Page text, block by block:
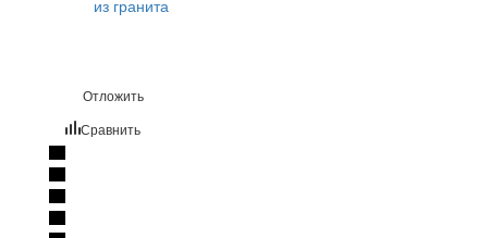
Отложить
Сравнить